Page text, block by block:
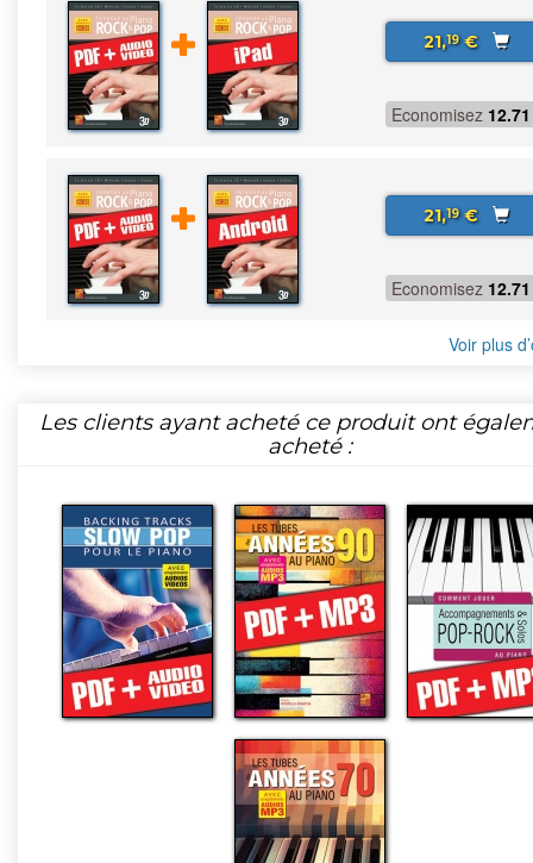
21,19€
Economisez 12.71
21,19€
Economisez 12.71
Voir plus
Les clients ayant acheté ce produit ont
acheté :